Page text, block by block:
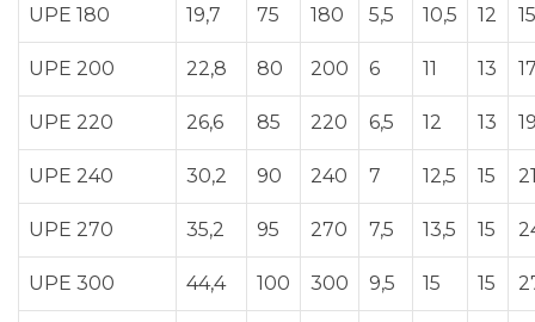
UPE 180 19,7 75 180 5,5 10,5 12
UPE 200 22,8 80 200 6 11 13
UPE 220 26,6 85 220 6,5 12 13
UPE 240 30,2 90 240 7 12,5 15
UPE 270 35,2 95 270 7,5 13,5 15
UPE 300 44,4 100 300 9,5 15 15